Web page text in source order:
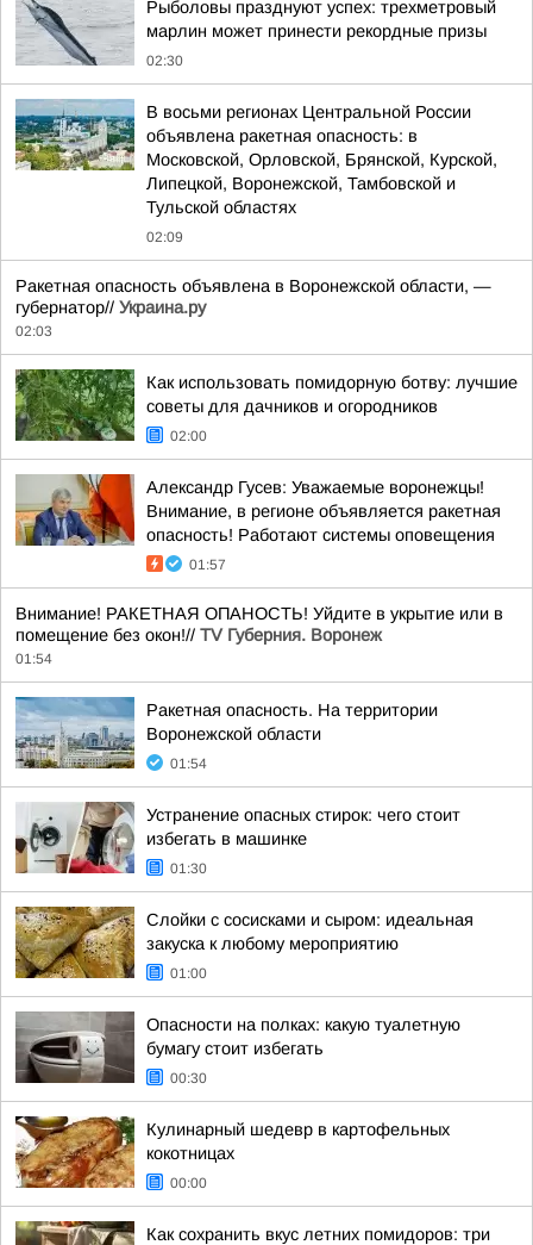
Рыболовы празднуют успех: трехметровый
марлин может принести рекордные призы
02:30
В восьми регионах Центральной России
объявлена ракетная опасность: в
Московской, Орловской, Брянской, Курской,
Липецкой, Воронежской, Тамбовской и
Тульской областях
02:09
Ракетная опасность объявлена в Воронежской области, —
губернатор// Украина.ру
02:03
Как использовать помидорную ботву: лучшие
советы для дачников и огородников
02:00
Александр Гусев: Уважаемые воронежцы!
Внимание, в регионе объявляется ракетная
опасность! Работают системы оповещения
01:57
Внимание! РАКЕТНАЯ ОПАНОСТЬ! Уйдите в укрытие или в
помещение без окон!// TV Губерния. Воронеж
01:54
Ракетная опасность. На территории
Воронежской области
01:54
Устранение опасных стирок: чего стоит
избегать в машинке
01:30
Слойки с сосисками и сыром: идеальная
закуска к любому мероприятию
01:00
Опасности на полках: какую туалетную
бумагу стоит избегать
00:30
Кулинарный шедевр в картофельных
кокотницах
00:00
Как сохранить вкус летних помидоров: три